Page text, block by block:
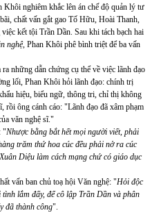
nghiêm khắc lên án chế độ quản lý tư
chất vấn gắt gao Tố Hữu, Hoài Thanh,
kết tội Trần Dần. Sau khi tách bạch hai
nghệ, Phan Khôi phê bình triệt để ba vấn
những dẫn chứng cụ thể về việc lãnh đạo
lối, Phan Khôi hỏi lãnh đạo: chính trị
hiệu, biểu ngữ, thông tri, chỉ thị không
rồi ông cánh cáo: "Lãnh đạo đã xâm phạm
văn nghệ sĩ."
"Nhược bằng bắt hết mọi người viết, phải
trăm thứ hoa cúc đều phải nở ra cúc
Diệu làm cách mạng chứ có giáo dục
vấn ban chủ toạ hội Văn nghệ: "Hỏi độc
lắm đấy, để cô lập Trần Dần và phân
đã thành công".